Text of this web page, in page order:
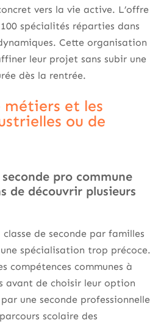
vers la vie active. L’offre
spécialités réparties dans
Cette organisation
leur projet sans subir une
dès la rentrée.
métiers et les
ou de
pro commune
de découvrir plusieurs
de seconde par familles
spécialisation trop précoce.
compétences communes à
avant de choisir leur option
une seconde professionnelle
scolaire des